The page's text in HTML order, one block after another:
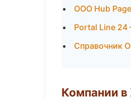
ООО Hub
Portal Line
Справочник
Компании в